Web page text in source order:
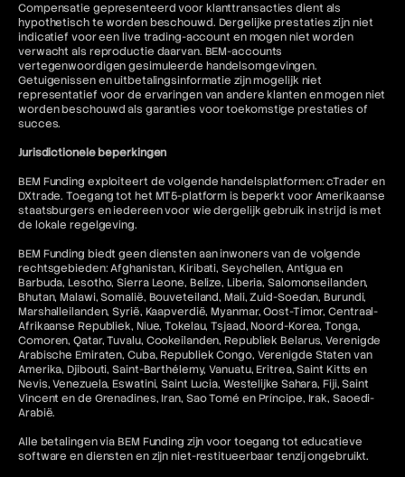
Compensatie gepresenteerd voor klanttransacties dient als
hypothetisch te worden beschouwd. Dergelijke prestaties zijn niet
indicatief voor een live trading-account en mogen niet worden
verwacht als reproductie daarvan. BEM-accounts
vertegenwoordigen gesimuleerde handelsomgevingen.
Getuigenissen en uitbetalingsinformatie zijn mogelijk niet
representatief voor de ervaringen van andere klanten en mogen niet
worden beschouwd als garanties voor toekomstige prestaties of
succes.
Jurisdictionele beperkingen
BEM Funding exploiteert de volgende handelsplatformen: cTrader en
DXtrade. Toegang tot het MT5-platform is beperkt voor Amerikaanse
staatsburgers en iedereen voor wie dergelijk gebruik in strijd is met
de lokale regelgeving.
BEM Funding biedt geen diensten aan inwoners van de volgende
rechtsgebieden: Afghanistan, Kiribati, Seychellen, Antigua en
Barbuda, Lesotho, Sierra Leone, Belize, Liberia, Salomonseilanden,
Bhutan, Malawi, Somalië, Bouveteiland, Mali, Zuid-Soedan, Burundi,
Marshalleilanden, Syrië, Kaapverdië, Myanmar, Oost-Timor, Centraal-
Afrikaanse Republiek, Niue, Tokelau, Tsjaad, Noord-Korea, Tonga,
Comoren, Qatar, Tuvalu, Cookeilanden, Republiek Belarus, Verenigde
Arabische Emiraten, Cuba, Republiek Congo, Verenigde Staten van
Amerika, Djibouti, Saint-Barthélemy, Vanuatu, Eritrea, Saint Kitts en
Nevis, Venezuela, Eswatini, Saint Lucia, Westelijke Sahara, Fiji, Saint
Vincent en de Grenadines, Iran, Sao Tomé en Príncipe, Irak, Saoedi-
Arabië.
Alle betalingen via BEM Funding zijn voor toegang tot educatieve
software en diensten en zijn niet-restitueerbaar tenzij ongebruikt.